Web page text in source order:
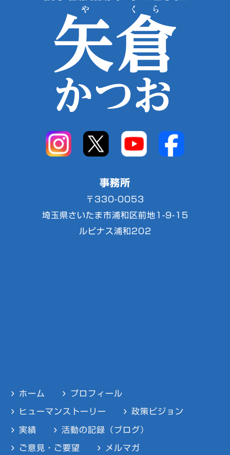
事務所
〒330-0053
埼玉県さいたま市浦和区前地1-9-15
ルピナス浦和202
ホーム プロフィール
ヒューマンストーリー 政策ビジョン
実績 活動の記録（ブログ）
ご意見・ご要望 メルマガ